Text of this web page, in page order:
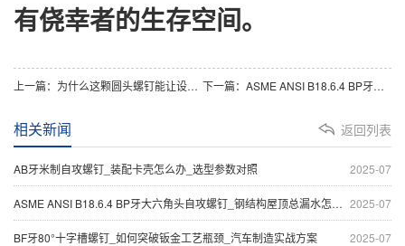
有侥幸者的生存空间。
上一篇： 为什么这颗圆头螺钉能让设备维修费直降30%？ 下一篇： ASME ANSI B18.6.4 BP牙大六角头自攻螺钉_钢结构屋顶总漏水怎么办_自攻钉选型实战指南
返回列表
相关新闻
2025-07
AB牙米制自攻螺钉_装配卡壳怎么办_选型参数对照
2025-07
ASME ANSI B18.6.4 BP牙大六角头自攻螺钉_钢结构屋顶总漏水怎么办_自攻钉选型实战指南
2025-07
BF牙80°十字槽螺钉_如何突破钣金工艺瓶颈_汽车制造实战方案